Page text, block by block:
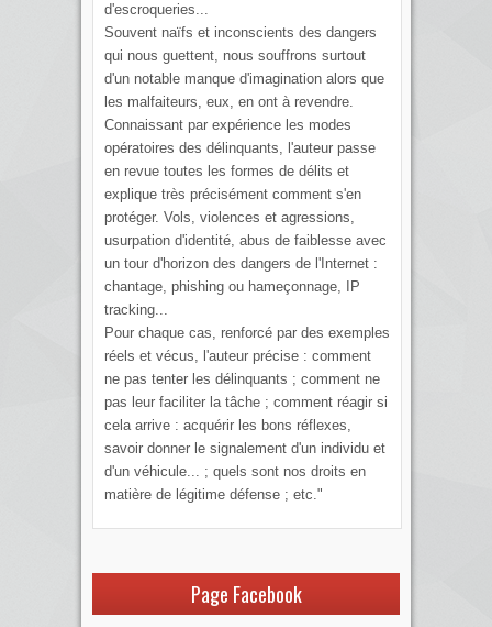
d'escroqueries...
Souvent naïfs et inconscients des dangers
qui nous guettent, nous souffrons surtout
d'un notable manque d'imagination alors que
les malfaiteurs, eux, en ont à revendre.
Connaissant par expérience les modes
opératoires des délinquants, l'auteur passe
en revue toutes les formes de délits et
explique très précisément comment s'en
protéger. Vols, violences et agressions,
usurpation d'identité, abus de faiblesse avec
un tour d'horizon des dangers de l'Internet :
chantage, phishing ou hameçonnage, IP
tracking...
Pour chaque cas, renforcé par des exemples
réels et vécus, l'auteur précise : comment
ne pas tenter les délinquants ; comment ne
pas leur faciliter la tâche ; comment réagir si
cela arrive : acquérir les bons réflexes,
savoir donner le signalement d'un individu et
d'un véhicule... ; quels sont nos droits en
matière de légitime défense ; etc."
Page Facebook